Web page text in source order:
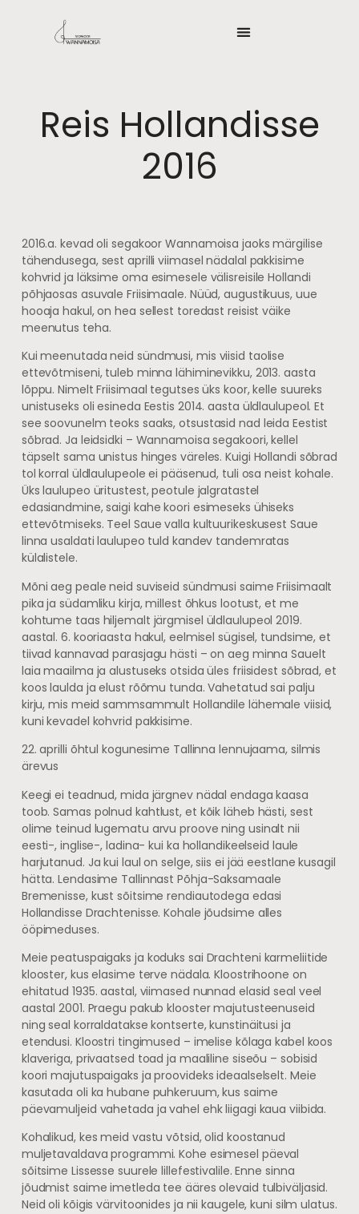
Reis Hollandisse
2016
2016.a. kevad oli segakoor Wannamoisa jaoks märgilise
tähendusega, sest aprilli viimasel nädalal pakkisime
kohvrid ja läksime oma esimesele välisreisile Hollandi
põhjaosas asuvale Friisimaale. Nüüd, augustikuus, uue
hooaja hakul, on hea sellest toredast reisist väike
meenutus teha.
Kui meenutada neid sündmusi, mis viisid taolise
ettevõtmiseni, tuleb minna lähiminevikku, 2013. aasta
lõppu. Nimelt Friisimaal tegutses üks koor, kelle suureks
unistuseks oli esineda Eestis 2014. aasta üldlaulupeol. Et
see soovunelm teoks saaks, otsustasid nad leida Eestist
sõbrad. Ja leidsidki – Wannamoisa segakoori, kellel
täpselt sama unistus hinges väreles. Kuigi Hollandi sõbrad
tol korral üldlaulupeole ei pääsenud, tuli osa neist kohale.
Üks laulupeo üritustest, peotule jalgratastel
edasiandmine, saigi kahe koori esimeseks ühiseks
ettevõtmiseks. Teel Saue valla kultuurikeskusest Saue
linna usaldati laulupeo tuld kandev tandemratas
külalistele.
Mõni aeg peale neid suviseid sündmusi saime Friisimaalt
pika ja südamliku kirja, millest õhkus lootust, et me
kohtume taas hiljemalt järgmisel üldlaulupeol 2019.
aastal. 6. kooriaasta hakul, eelmisel sügisel, tundsime, et
tiivad kannavad parasjagu hästi – on aeg minna Sauelt
laia maailma ja alustuseks otsida üles friisidest sõbrad, et
koos laulda ja elust rõõmu tunda. Vahetatud sai palju
kirju, mis meid sammsammult Hollandile lähemale viisid,
kuni kevadel kohvrid pakkisime.
22. aprilli õhtul kogunesime Tallinna lennujaama, silmis
ärevus
Keegi ei teadnud, mida järgnev nädal endaga kaasa
toob. Samas polnud kahtlust, et kõik läheb hästi, sest
olime teinud lugematu arvu proove ning usinalt nii
eesti-, inglise-, ladina- kui ka hollandikeelseid laule
harjutanud. Ja kui laul on selge, siis ei jää eestlane kusagil
hätta. Lendasime Tallinnast Põhja-Saksamaale
Bremenisse, kust sõitsime rendiautodega edasi
Hollandisse Drachtenisse. Kohale jõudsime alles
ööpimeduses.
Meie peatuspaigaks ja koduks sai Drachteni karmeliitide
klooster, kus elasime terve nädala. Kloostrihoone on
ehitatud 1935. aastal, viimased nunnad elasid seal veel
aastal 2001. Praegu pakub klooster majutusteenuseid
ning seal korraldatakse kontserte, kunstinäitusi ja
etendusi. Kloostri tingimused – imelise kõlaga kabel koos
klaveriga, privaatsed toad ja maaliline siseõu – sobisid
koori majutuspaigaks ja proovideks ideaalselselt. Meie
kasutada oli ka hubane puhkeruum, kus saime
päevamuljeid vahetada ja vahel ehk liigagi kaua viibida.
Kohalikud, kes meid vastu võtsid, olid koostanud
muljetavaldava programmi. Kohe esimesel päeval
sõitsime Lissesse suurele lillefestivalile. Enne sinna
jõudmist saime imetleda tee ääres olevaid tulbiväljasid.
Neid oli kõigis värvitoonides ja nii kaugele, kuni silm ulatus.